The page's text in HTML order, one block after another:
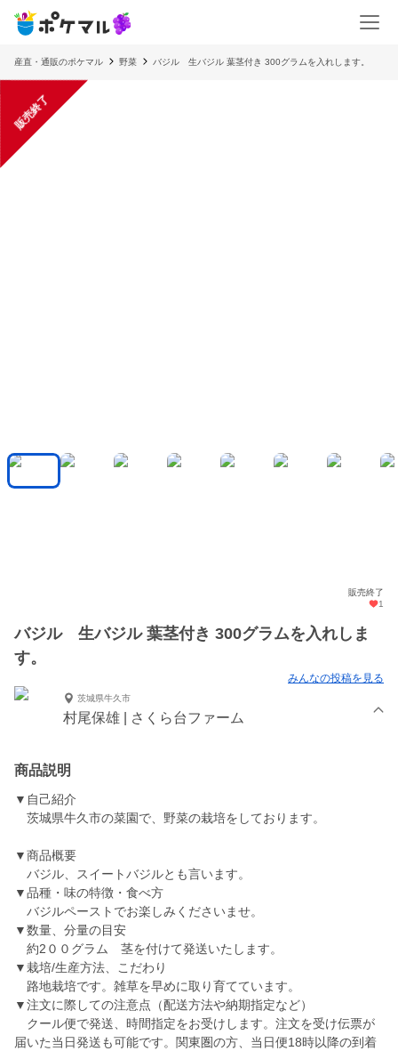
産直・通販のポケマル 野菜 バジル 生バジル 葉茎付き 300グラムを入れします。
販売終了
販売終了
1
バジル 生バジル 葉茎付き 300グラムを入れしま
す。
みんなの投稿を見る
茨城県牛久市
村尾保雄 | さくら台ファーム
商品説明
▼自己紹介
茨城県牛久市の菜園で、野菜の栽培をしております。
▼商品概要
バジル、スイートバジルとも言います。
▼品種・味の特徴・食べ方
バジルペーストでお楽しみくださいませ。
▼数量、分量の目安
約2００グラム 茎を付けて発送いたします。
▼栽培/生産方法、こだわり
路地栽培です。雑草を早めに取り育てています。
▼注文に際しての注意点（配送方法や納期指定など）
クール便で発送、時間指定をお受けします。注文を受け伝票が
届いた当日発送も可能です。関東圏の方、当日便18時以降の到着